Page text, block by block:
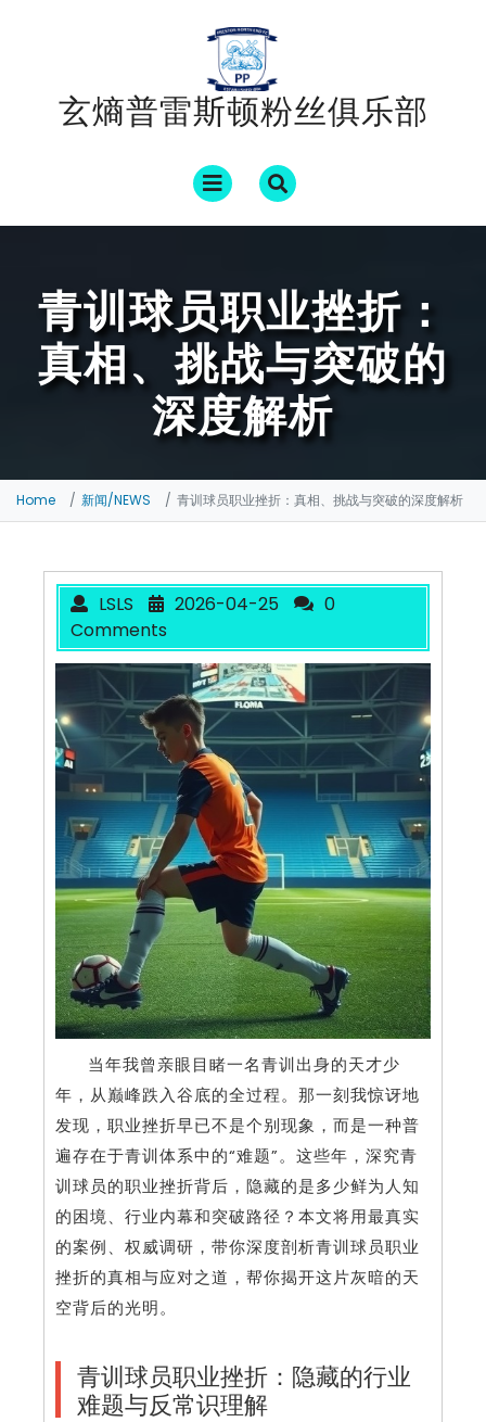
玄熵普雷斯顿粉丝俱乐部
Open
Menu
青训球员职业挫折：
真相、挑战与突破的
深度解析
Home 新闻/NEWS 青训球员职业挫折：真相、挑战与突破的深度解析
LSLS 2026-04-25
0
Comments
当年我曾亲眼目睹一名青训出身的天才少
年，从巅峰跌入谷底的全过程。那一刻我惊讶地
发现，职业挫折早已不是个别现象，而是一种普
遍存在于青训体系中的“难题”。这些年，深究青
训球员的职业挫折背后，隐藏的是多少鲜为人知
的困境、行业内幕和突破路径？本文将用最真实
的案例、权威调研，带你深度剖析青训球员职业
挫折的真相与应对之道，帮你揭开这片灰暗的天
空背后的光明。
青训球员职业挫折：隐藏的行业
难题与反常识理解